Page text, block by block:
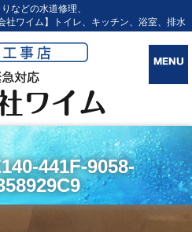
などの水道修理、
ワイム】トイレ、キッチン、浴室、排水
441F-9058-